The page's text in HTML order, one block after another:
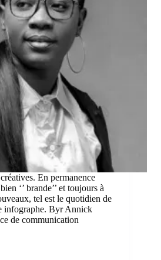
En permanence
‘’ brande’’ et toujours à
tel est le quotidien de
infographe. Byr Annick
de communication